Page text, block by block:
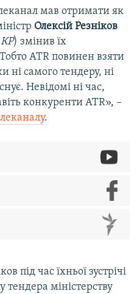
мав отримати як
Олексій Резніков
КР) змінив їх
ATR повинен взяти
ні самого тендеру, ні
Невідомі ні час,
конкуренти ATR», –
.
під час їхньої зустрічі
міністерству